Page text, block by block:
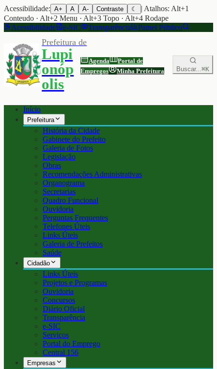
Acessibilidade: A+ A A- Contraste ☾
| Atalhos: Alt+1
Conteudo · Alt+2 Menu · Alt+3 Topo · Alt+4 Rodape
Acessibilidade
e-SIC Transparência Painel Público
Prefeitura de
Lupi
onóp
olis
Agenda
Portal de
Empregos
Minha Prefeitura Buscar...⌘K
Início
Prefeitura
História da Cidade
Gabinete do Prefeito
Galeria de Fotos
Legislação
Obras
Recomendações Administrativas
Organograma
Secretarias
Quadro Funcional
Ouvidoria
Perguntas Frequentes
Telefones Úteis
Links Úteis
Galeria de Prefeitos
Saúde
Cidadão
Links Úteis
Projetos e Programas
Ouvidoria
Concursos
Diário Oficial
Transparência
e-SIC
Serviços
Portal do Emprego
Central 156
Empresas